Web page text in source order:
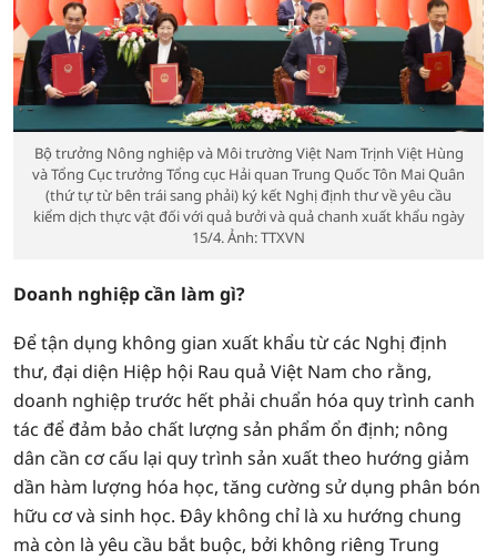
Bộ trưởng Nông nghiệp và Môi trường Việt Nam Trịnh Việt Hùng
và Tổng Cục trưởng Tổng cục Hải quan Trung Quốc Tôn Mai Quân
(thứ tự từ bên trái sang phải) ký kết Nghị định thư về yêu cầu
kiểm dịch thực vật đối với quả bưởi và quả chanh xuất khẩu ngày
15/4. Ảnh: TTXVN
Doanh nghiệp cần làm gì?
Để tận dụng không gian xuất khẩu từ các Nghị định
thư, đại diện Hiệp hội Rau quả Việt Nam cho rằng,
doanh nghiệp trước hết phải chuẩn hóa quy trình canh
tác để đảm bảo chất lượng sản phẩm ổn định; nông
dân cần cơ cấu lại quy trình sản xuất theo hướng giảm
dần hàm lượng hóa học, tăng cường sử dụng phân bón
hữu cơ và sinh học. Đây không chỉ là xu hướng chung
mà còn là yêu cầu bắt buộc, bởi không riêng Trung